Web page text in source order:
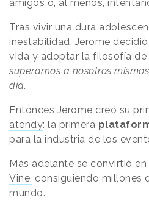
amigos o, al menos,
Tras vivir una dura
inestabilidad, Jerome
vida y adoptar la filosofía de
superarnos a nosotros
día.
Entonces Jerome creó su
atendy: la primera
para la industria de los
Más adelante se convirtió
Vine, consiguiendo millones
mundo.